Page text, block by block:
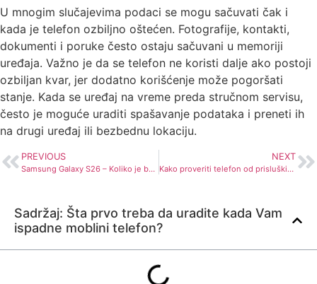
U mnogim slučajevima podaci se mogu sačuvati čak i
kada je telefon ozbiljno oštećen. Fotografije, kontakti,
dokumenti i poruke često ostaju sačuvani u memoriji
uređaja. Važno je da se telefon ne koristi dalje ako postoji
ozbiljan kvar, jer dodatno korišćenje može pogoršati
stanje. Kada se uređaj na vreme preda stručnom servisu,
često je moguće uraditi spašavanje podataka i preneti ih
na drugi uređaj ili bezbednu lokaciju.
PREVIOUS
Samsung Galaxy S26 – Koliko je bolji i da li se lakše lomi pri padu?
NEXT
Kako proveriti telefon od prisluškivanja i hakovanja?
Sadržaj: Šta prvo treba da uradite kada Vam
ispadne moblini telefon?